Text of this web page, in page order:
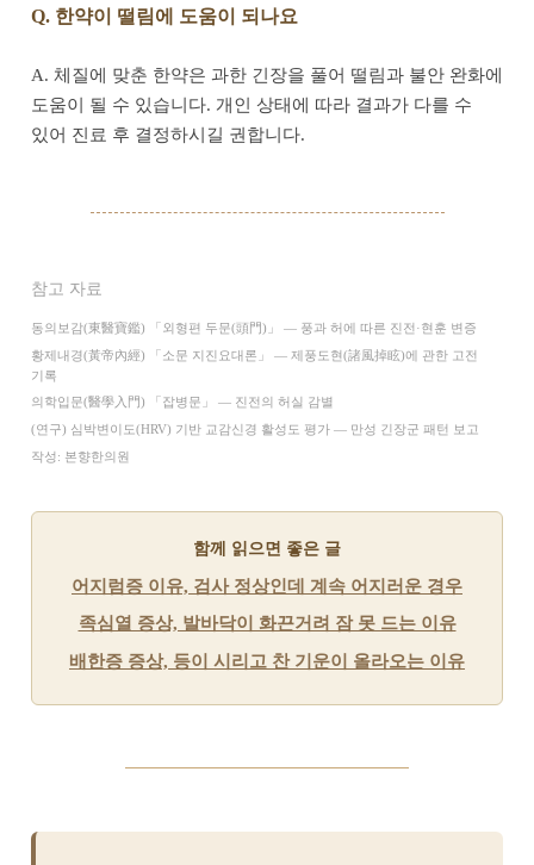
Q. 한약이 떨림에 도움이 되나요
A. 체질에 맞춘 한약은 과한 긴장을 풀어 떨림과 불안 완화에
도움이 될 수 있습니다. 개인 상태에 따라 결과가 다를 수
있어 진료 후 결정하시길 권합니다.
참고 자료
동의보감(東醫寶鑑) 「외형편 두문(頭門)」 — 풍과 허에 따른 진전·현훈 변증
황제내경(黃帝內經) 「소문 지진요대론」 — 제풍도현(諸風掉眩)에 관한 고전
기록
의학입문(醫學入門) 「잡병문」 — 진전의 허실 감별
(연구) 심박변이도(HRV) 기반 교감신경 활성도 평가 — 만성 긴장군 패턴 보고
작성: 본향한의원
함께 읽으면 좋은 글
어지럼증 이유, 검사 정상인데 계속 어지러운 경우
족심열 증상, 발바닥이 화끈거려 잠 못 드는 이유
배한증 증상, 등이 시리고 찬 기운이 올라오는 이유